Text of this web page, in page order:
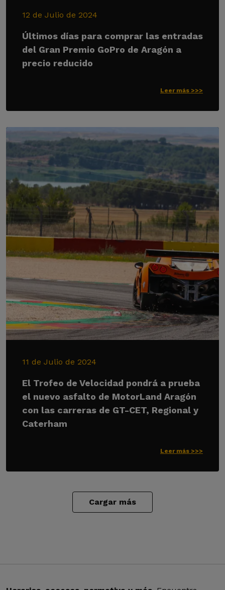
12 de Julio de 2024
Últimos días para comprar las entradas
del Gran Premio GoPro de Aragón a
precio reducido
Leer más >>>
11 de Julio de 2024
El Trofeo de Velocidad pondrá a prueba
el nuevo asfalto de MotorLand Aragón
con las carreras de GT-CET, Regional y
Caterham
Leer más >>>
Cargar más